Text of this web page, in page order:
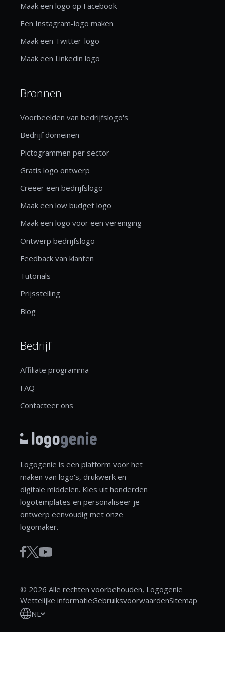
Maak een logo op Facebook
Een Instagram-logo maken
Maak een Twitter-logo
Maak een Linkedin logo
Bronnen
Voorbeelden van bedrijfslogo's
Bedrijf domeinen
Pictogrammen per sector
Gratis logo ontwerp
Creëer een bedrijfslogo
Maak een low budget logo
Maak een logo voor een vereniging
Ontwerp bedrijfslogo
Feedback van klanten
Tutorials
Prijsstelling
Blog
Bedrijf
Affiliate programma
FAQ
Contacteer ons
Logogenie is een platform voor het
maken van logo's, drukwerk en
digitale middelen. Kies uit honderden
logotemplates en personaliseer je
ontwerp eenvoudig met onze
logomaker.
© 2026 Alle rechten voorbehouden, Logogenie
Wettelijke informatieGebruiksvoorwaardenSitemap
NL